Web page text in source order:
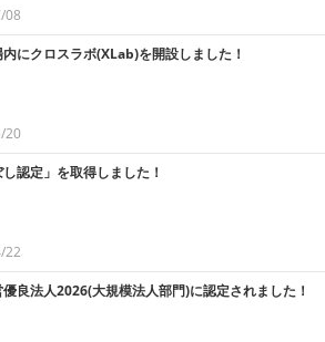
08
にクロスラボ(XLab)を開設しました！
20
し認定」を取得しました！
22
良法人2026(大規模法人部門)に認定されました！